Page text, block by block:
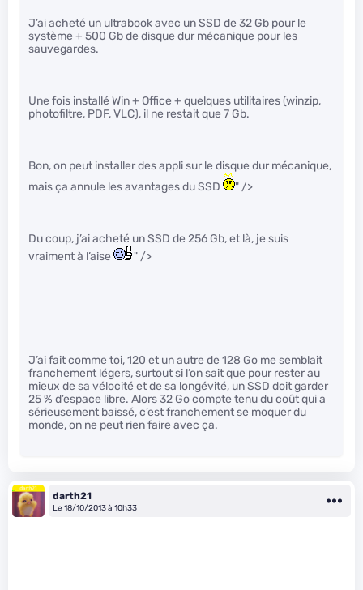
J’ai acheté un ultrabook avec un SSD de 32 Gb pour le
système + 500 Gb de disque dur mécanique pour les
sauvegardes.
Une fois installé Win + Office + quelques utilitaires (winzip,
photofiltre, PDF, VLC), il ne restait que 7 Gb.
Bon, on peut installer des appli sur le disque dur mécanique,
mais ça annule les avantages du SSD
" />
Du coup, j’ai acheté un SSD de 256 Gb, et là, je suis
vraiment à l’aise
" />
J’ai fait comme toi, 120 et un autre de 128 Go me semblait
franchement légers, surtout si l’on sait que pour rester au
mieux de sa vélocité et de sa longévité, un SSD doit garder
25 % d’espace libre. Alors 32 Go compte tenu du coût qui a
sérieusement baissé, c’est franchement se moquer du
monde, on ne peut rien faire avec ça.
darth21
Le 18/10/2013 à 10h33